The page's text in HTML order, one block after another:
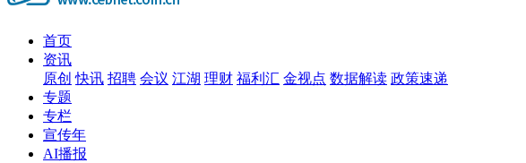
首页
资讯
原创 快讯 招聘 会议 江湖 理财 福利汇 金视点 数据解读 政策速递
专题
专栏
宣传年
AI播报